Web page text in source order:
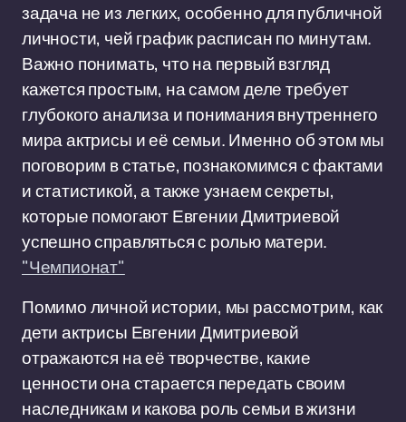
задача не из легких, особенно для публичной
личности, чей график расписан по минутам.
Важно понимать, что на первый взгляд
кажется простым, на самом деле требует
глубокого анализа и понимания внутреннего
мира актрисы и её семьи. Именно об этом мы
поговорим в статье, познакомимся с фактами
и статистикой, а также узнаем секреты,
которые помогают Евгении Дмитриевой
успешно справляться с ролью матери.
"Чемпионат"
Помимо личной истории, мы рассмотрим, как
дети актрисы Евгении Дмитриевой
отражаются на её творчестве, какие
ценности она старается передать своим
наследникам и какова роль семьи в жизни